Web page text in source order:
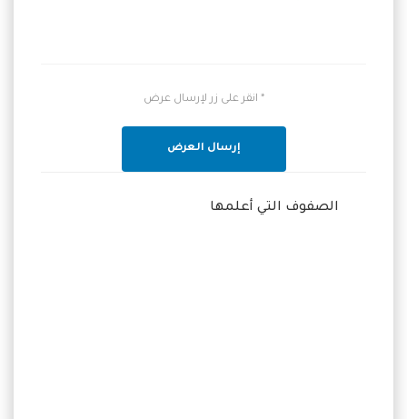
* انقر على زر لإرسال عرض
إرسال العرض
الصفوف التي أعلمها